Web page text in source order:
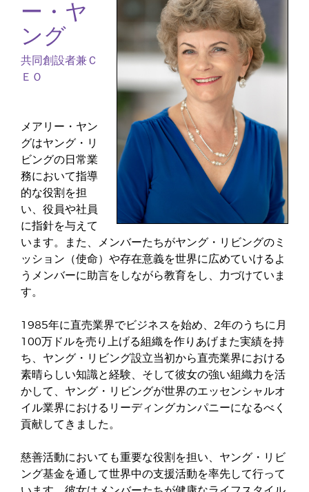
ー・ヤ
ング
共同創設者兼Ｃ
ＥＯ
メアリー・ヤン
グはヤング・リ
ビングの日常業
務において指導
的な役割を担
い、役員や社員
に指針を与えて
います。また、メンバーたちがヤング・リビングのミ
ッション（使命）や存在意義を世界に広めていけるよ
うメンバーに助言をしながら教育をし、力づけていま
す。
1985年に直売業界でビジネスを始め、2年のうちに月
100万ドルを売り上げる組織を作りあげまた実績を持
ち、ヤング・リビング設立当初から直売業界における
素晴らしい知識と経験、そして彼女の強い組織力を活
かして、ヤング・リビングが世界のエッセンシャルオ
イル業界におけるリーディングカンパニーになるべく
貢献してきました。
慈善活動においても重要な役割を担い、ヤング・リビ
ング基金を通して世界中の支援活動を率先して行って